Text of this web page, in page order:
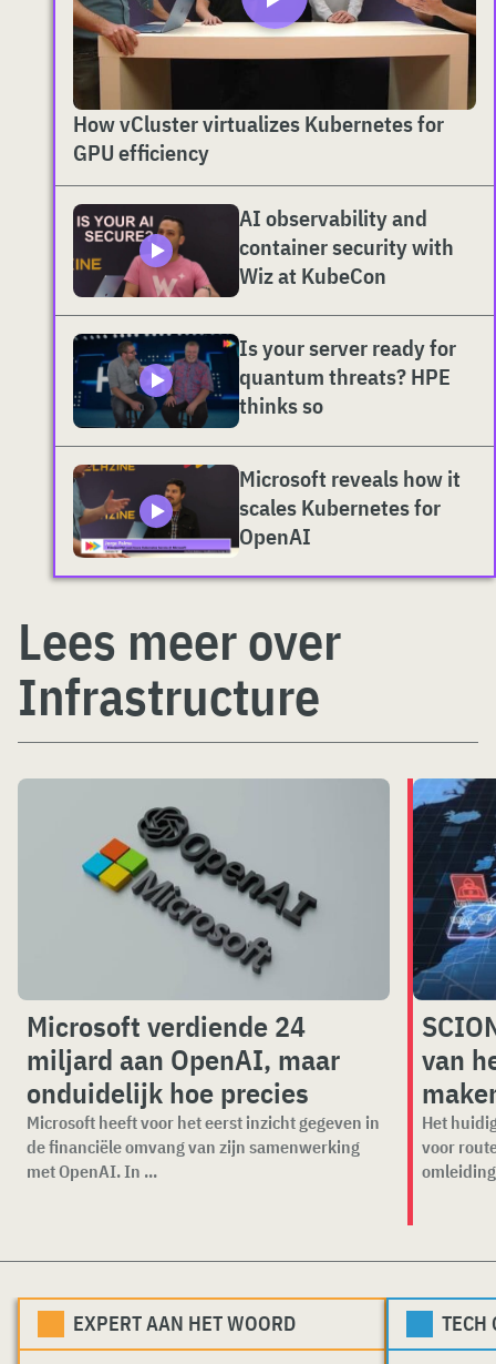
How vCluster virtualizes Kubernetes for
GPU efficiency
AI observability and
container security with
Wiz at KubeCon
Is your server ready for
quantum threats? HPE
thinks so
Microsoft reveals how it
scales Kubernetes for
OpenAI
Lees meer over
Infrastructure
Microsoft verdiende 24
miljard aan OpenAI, maar
onduidelijk hoe precies
Microsoft heeft voor het eerst inzicht gegeven in
de financiële omvang van zijn samenwerking
met OpenAI. In ...
van
Het
voor
EXPERT AAN HET WOORD TECH